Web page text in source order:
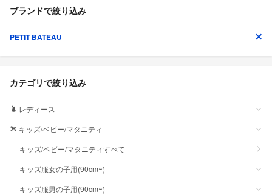
ブランドで絞り込み
PETIT BATEAU
カテゴリで絞り込み
レディース
キッズ/ベビー/マタニティ
キッズ/ベビー/マタニティすべて
キッズ服女の子用(90cm~)
キッズ服男の子用(90cm~)